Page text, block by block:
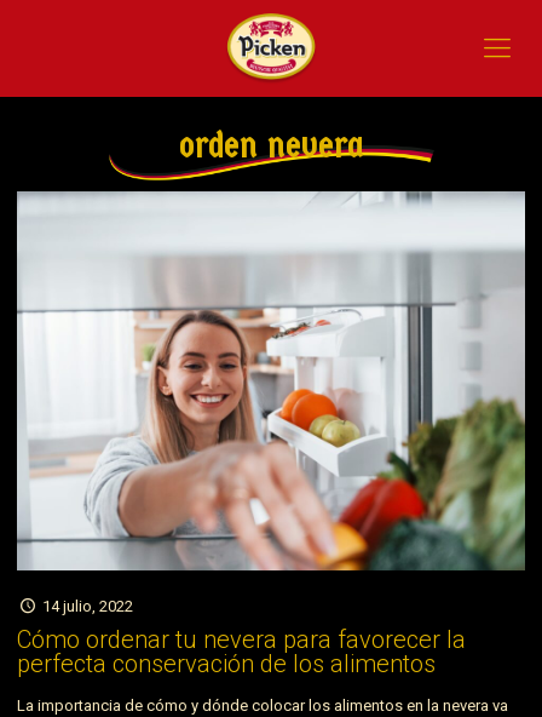
orden nevera
14 julio, 2022
Cómo ordenar tu nevera para favorecer la
perfecta conservación de los alimentos
La importancia de cómo y dónde colocar los alimentos en la nevera va